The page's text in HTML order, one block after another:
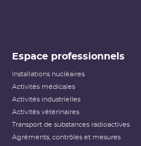
Espace professionnels
Installations nucléaires
Activités médicales
Activités industrielles
Activités vétérinaires
Transport de substances radioactives
Agréments, contrôles et mesures